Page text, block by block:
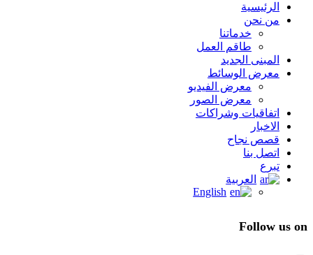
الرئيسية
من نحن
خدماتنا
طاقم العمل
المبنى الجديد
معرض الوسائط
معرض الفيديو
معرض الصور
اتفاقيات وشراكات
الاخبار
قصص نجاح
اتصل بنا
تبرع
العربية
English
Follow us on